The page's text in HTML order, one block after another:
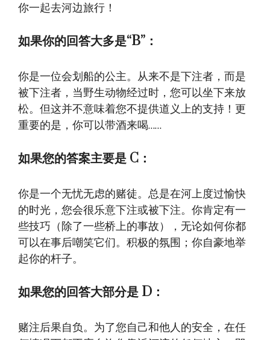
你一起去河边旅行！
如果你的回答大多是“B”：
你是一位会划船的公主。从来不是下注者，而是
被下注者，当野生动物经过时，您可以坐下来放
松。但这并不意味着您不提供道义上的支持！更
重要的是，你可以带酒来喝……
如果您的答案主要是 C：
你是一个无忧无虑的赌徒。总是在河上度过愉快
的时光，您会很乐意下注或被下注。你肯定有一
些技巧（除了一些桥上的事故），无论如何你都
可以在事后嘲笑它们。积极的氛围；你自豪地举
起你的杆子。
如果您的回答大部分是 D：
赌注后果自负。为了您自己和他人的安全，在任